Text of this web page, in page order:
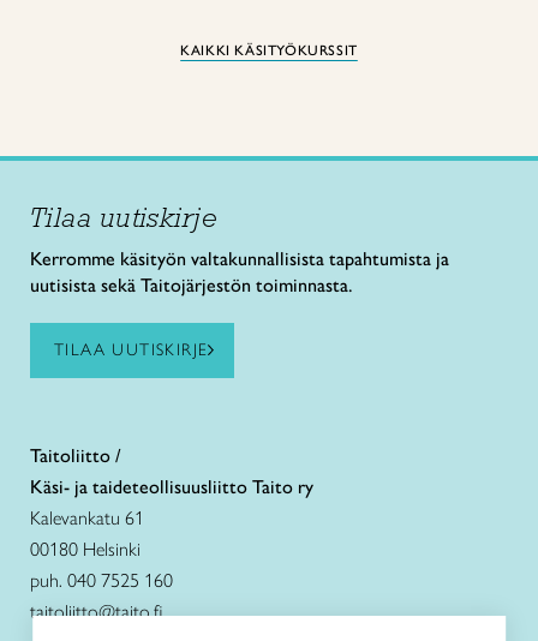
KAIKKI KÄSITYÖKURSSIT
Tilaa uutiskirje
Kerromme käsityön valtakunnallisista tapahtumista ja
uutisista sekä Taitojärjestön toiminnasta.
TILAA UUTISKIRJE
Taitoliitto /
Käsi- ja taideteollisuusliitto Taito ry
Kalevankatu 61
00180 Helsinki
puh. 040 7525 160
taitoliitto@taito.fi